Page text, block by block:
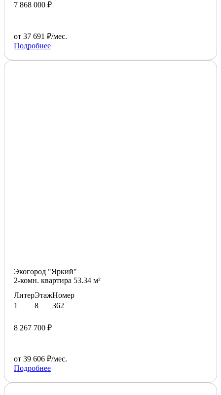
7 868 000 ₽
от 37 691 ₽/мес.
Подробнее
Экогород "Яркий"
2-комн. квартира 53.34 м²
Литер
1
Этаж
8
Номер
362
8 267 700 ₽
от 39 606 ₽/мес.
Подробнее